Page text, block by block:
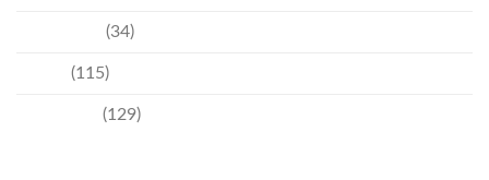
(34)
(115)
(129)